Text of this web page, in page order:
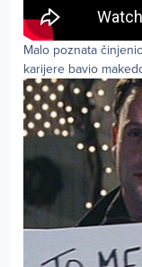
Malo poznata
karijere bavio